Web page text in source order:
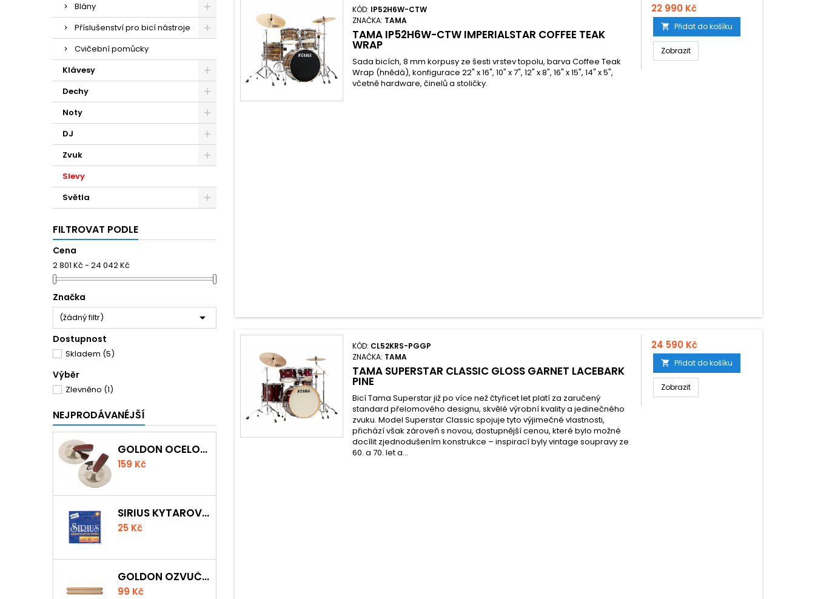
Blány
Příslušenství pro bicí nástroje
Cvičební pomůcky
Klávesy
Dechy
Noty
DJ
Zvuk
Slevy
Světla
FILTROVAT PODLE
Cena
2 801 Kč - 24 042 Kč
Značka
(žádný filtr) 
Dostupnost
Skladem (5)
Výběr
Zlevněno (1)
NEJPRODÁVANÉJŠÍ
GOLDON OCELOVÉ PRSTOVÉ ČINELKY
159 Kč
SIRIUS KYTAROVÁ STRUNA
25 Kč
GOLDON OZVUČNÁ DŘÍVKA 18 X 200MM
99 Kč
KÓD: IP52H6W-CTW
ZNAČKA: TAMA
TAMA IP52H6W-CTW IMPERIALSTAR COFFEE TEAK
WRAP
Sada bicích, 8 mm korpusy ze šesti vrstev topolu, barva Coffee Teak
Wrap (hnědá), konfigurace 22" x 16", 10" x 7", 12" x 8", 16" x 15", 14" x 5",
včetně hardware, činelů a stoličky.
22 990 Kč
 Přidat do košíku
Zobrazit
KÓD: CL52KRS-PGGP
ZNAČKA: TAMA
TAMA SUPERSTAR CLASSIC GLOSS GARNET LACEBARK
PINE
Bicí Tama Superstar již po více než čtyřicet let platí za zaručený
standard přelomového designu, skvělé výrobní kvality a jedinečného
zvuku. Model Superstar Classic spojuje tyto výjimečné vlastnosti,
přichází však zároveň s novou, dostupnější cenou, které bylo možné
docílit zjednodušením konstrukce – inspirací byly vintage soupravy ze
60. a 70. let a...
24 590 Kč
 Přidat do košíku
Zobrazit